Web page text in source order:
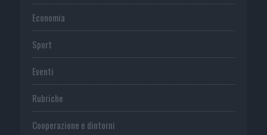
Economia
Sport
Eventi
Rubriche
Cooperazione e dintorni